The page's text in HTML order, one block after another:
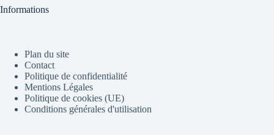
Informations
Plan du site
Contact
Politique de confidentialité
Mentions Légales
Politique de cookies (UE)
Conditions générales d'utilisation